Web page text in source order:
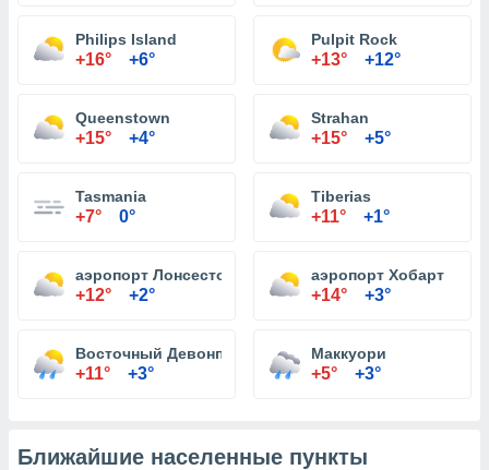
Philips Island
+16° +6°
Pulpit Rock
+13° +12°
Queenstown
+15° +4°
Strahan
+15° +5°
Tasmania
+7° 0°
Tiberias
+11° +1°
аэропорт Лонсестон
+12° +2°
аэропорт Хобарт
+14° +3°
Восточный Девонпорт
+11° +3°
Маккуори
+5° +3°
Ближайшие населенные пункты